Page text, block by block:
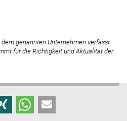
genannten Unternehmen verfasst.
für die Richtigkeit und Aktualität der